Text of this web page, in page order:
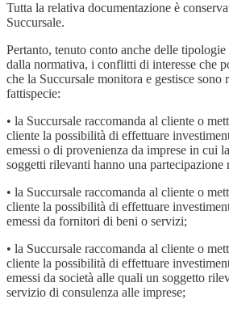
Tutta la relativa documentazione è
Succursale.
Pertanto, tenuto conto anche delle
dalla normativa, i conflitti di interesse che
che la Succursale monitora e gestisce
fattispecie:
• la Succursale raccomanda al cliente o
cliente la possibilità di effettuare
emessi o di provenienza da imprese in cui
soggetti rilevanti hanno una partecipazione
• la Succursale raccomanda al cliente o
cliente la possibilità di effettuare
emessi da fornitori di beni o servizi;
• la Succursale raccomanda al cliente o
cliente la possibilità di effettuare
emessi da società alle quali un soggetto
servizio di consulenza alle imprese;